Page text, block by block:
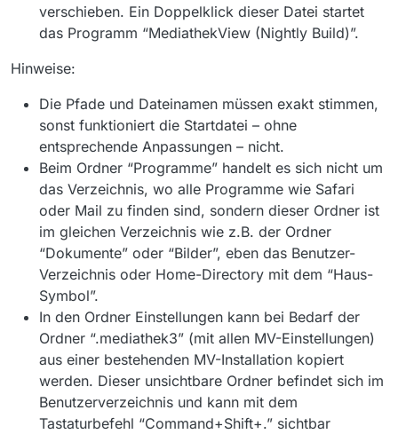
verschieben. Ein Doppelklick dieser Datei startet
das Programm “MediathekView (Nightly Build)”.
Hinweise:
Die Pfade und Dateinamen müssen exakt stimmen,
sonst funktioniert die Startdatei – ohne
entsprechende Anpassungen – nicht.
Beim Ordner “Programme” handelt es sich nicht um
das Verzeichnis, wo alle Programme wie Safari
oder Mail zu finden sind, sondern dieser Ordner ist
im gleichen Verzeichnis wie z.B. der Ordner
“Dokumente” oder “Bilder”, eben das Benutzer-
Verzeichnis oder Home-Directory mit dem “Haus-
Symbol”.
In den Ordner Einstellungen kann bei Bedarf der
Ordner “.mediathek3” (mit allen MV-Einstellungen)
aus einer bestehenden MV-Installation kopiert
werden. Dieser unsichtbare Ordner befindet sich im
Benutzerverzeichnis und kann mit dem
Tastaturbefehl “Command+Shift+.” sichtbar